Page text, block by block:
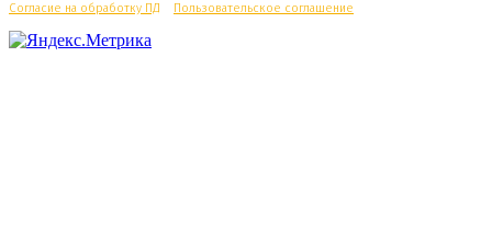
Согласие на обработку ПД Пользовательское соглашение